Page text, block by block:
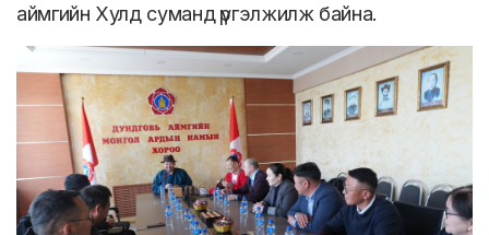
аймгийн Хулд суманд үргэлжилж байна.